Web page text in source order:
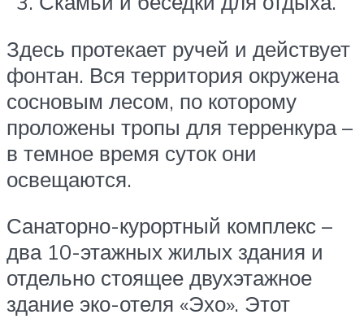
Здесь протекает ручей и действует
фонтан. Вся территория окружена
сосновым лесом, по которому
проложены тропы для терренкура –
в темное время суток они
освещаются.
Санаторно-курортный комплекс –
два 10-этажных жилых здания и
отдельно стоящее двухэтажное
здание эко-отеля «Эхо». Этот